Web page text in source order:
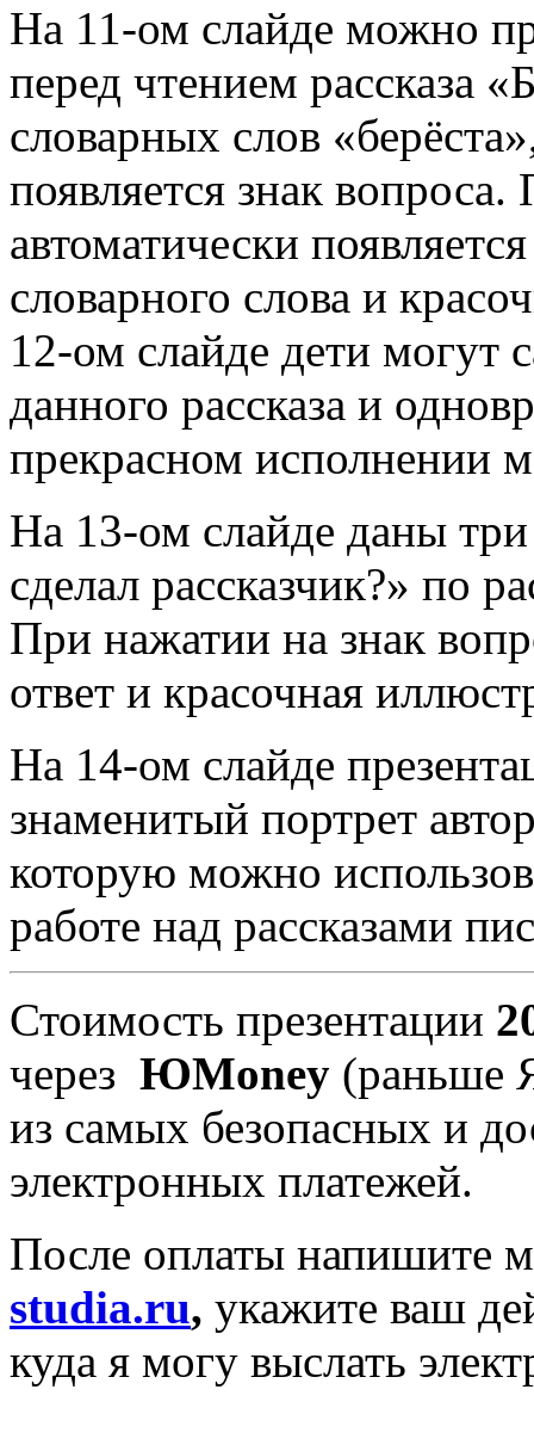
На 11-ом слайде можно
перед чтением рассказа
словарных слов
появляется знак
автоматически
словарного слова и
12-ом слайде дети могут
данного рассказа и
прекрасном исполнении
На 13-ом слайде даны
сделал рассказчик?» по
При нажатии на знак
ответ и красочная
На 14-ом слайде
знаменитый портрет
которую можно
работе над рассказами
Стоимость презентации
через ЮMoney (раньше
из самых безопасных и
электронных платежей.
После оплаты напишите
studia.ru, укажите ваш
куда я могу выслать